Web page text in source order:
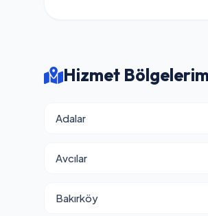
Hizmet
Adalar
Avcılar
Bakırköy